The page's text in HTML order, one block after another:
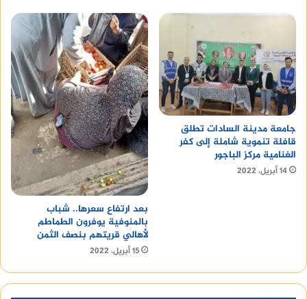
جامعة مدينة السادات تطلق
قافلة تنموية شاملة إلى كفر
الغنامية مركز الباجور
14 أبريل، 2022
بعد ارتفاع سعرها.. شباب
بالمنوفية يوفرون الطماطم
لأهالي قريتهم بنصف الثمن
15 أبريل، 2022